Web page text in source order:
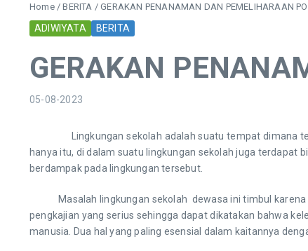
Home/BERITA /GERAKAN PENANAMAN DAN PEMELIHARAAN
ADIWIYATA BERITA
GERAKAN
05-08-2023
Lingkungan sekolah adalah suatu tempat dimana
hanya itu, di dalam suatu lingkungan sekolah juga terdapat
berdampak pada lingkungan tersebut.
Masalah lingkungan sekolah dewasa ini timbul karena
pengkajian yang serius sehingga dapat dikatakan bahwa
manusia. Dua hal yang paling esensial dalam kaitannya